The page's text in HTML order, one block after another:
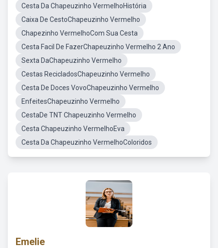
Cesta Da Chapeuzinho VermelhoHistória
Caixa De CestoChapeuzinho Vermelho
Chapezinho VermelhoCom Sua Cesta
Cesta Facil De FazerChapeuzinho Vermelho 2 Ano
Sexta DaChapeuzinho Vermelho
Cestas RecicladosChapeuzinho Vermelho
Cesta De Doces VovoChapeuzinho Vermelho
EnfeitesChapeuzinho Vermelho
CestaDe TNT Chapeuzinho Vermelho
Cesta Chapeuzinho VermelhoEva
Cesta Da Chapeuzinho VermelhoColoridos
Emelie